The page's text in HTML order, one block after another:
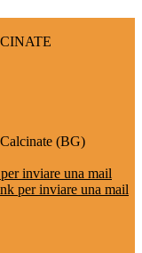
(BG)
inviare una mail
per inviare una mail